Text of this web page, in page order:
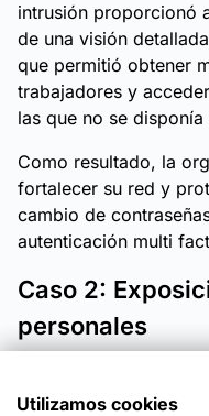
intrusión proporcionó
de una visión
que permitió obtener
trabajadores y
las que no se
Como resultado, la
fortalecer su red y
cambio de
autenticación multi
Caso 2:
personales
Durante la fase de
la organización tenía
Utilizamos cookies